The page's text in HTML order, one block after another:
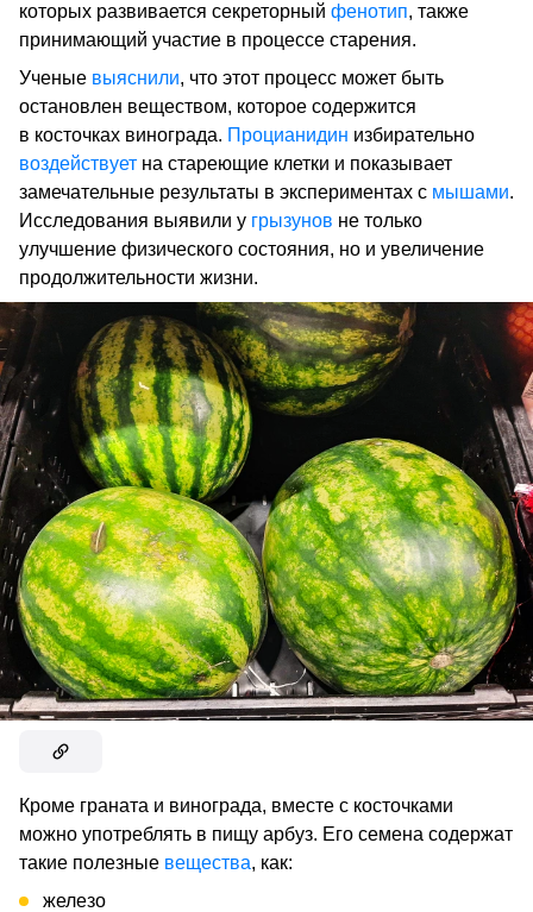
которых развивается секреторный фенотип, также
принимающий участие в процессе старения.
Ученые выяснили, что этот процесс может быть
остановлен веществом, которое содержится
в косточках винограда. Процианидин избирательно
воздействует на стареющие клетки и показывает
замечательные результаты в экспериментах с мышами.
Исследования выявили у грызунов не только
улучшение физического состояния, но и увеличение
продолжительности жизни.
Кроме граната и винограда, вместе с косточками
можно употреблять в пищу арбуз. Его семена содержат
такие полезные вещества, как:
железо